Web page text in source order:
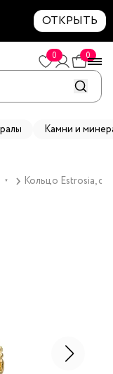
ОТКРЫТЬ
0 0
Камни и
▼ Кольцо Estrosia, с